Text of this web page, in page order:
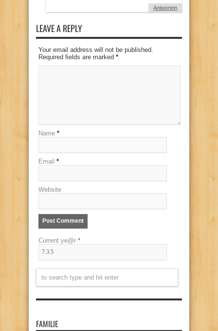
Antworten
LEAVE A REPLY
Your email address will not be published.
Required fields are marked *
Name *
Email *
Website
Current ye@r *
FAMILIE